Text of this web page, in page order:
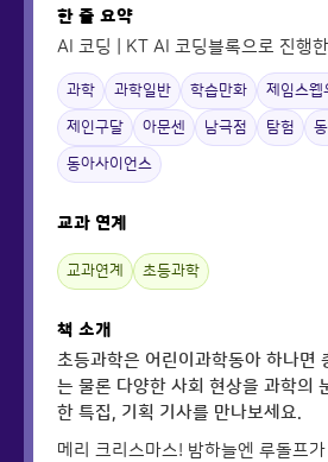
한 줄 요약
AI 코딩 | KT AI 코딩블록으로 진행
과학 과학일반 학습만화 제임스웹
제인구달 아문센 남극점 탐험
동아사이언스
교과 연계
교과연계 초등과학
책 소개
초등과학은 어린이과학동아 하나면
는 물론 다양한 사회 현상을 과학의
한 특집, 기획 기사를 만나보세요.
메리 크리스마스! 밤하늘엔 루돌프